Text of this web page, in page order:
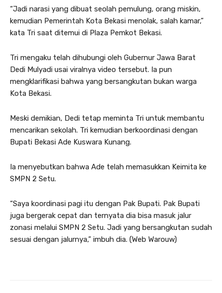
“Jadi narasi yang dibuat seolah pemulung, orang miskin,
kemudian Pemerintah Kota Bekasi menolak, salah kamar,”
kata Tri saat ditemui di Plaza Pemkot Bekasi.
Tri mengaku telah dihubungi oleh Gubernur Jawa Barat
Dedi Mulyadi usai viralnya video tersebut. Ia pun
mengklarifikasi bahwa yang bersangkutan bukan warga
Kota Bekasi.
Meski demikian, Dedi tetap meminta Tri untuk membantu
mencarikan sekolah. Tri kemudian berkoordinasi dengan
Bupati Bekasi Ade Kuswara Kunang.
Ia menyebutkan bahwa Ade telah memasukkan Keimita ke
SMPN 2 Setu.
“Saya koordinasi pagi itu dengan Pak Bupati. Pak Bupati
juga bergerak cepat dan ternyata dia bisa masuk jalur
zonasi melalui SMPN 2 Setu. Jadi yang bersangkutan sudah
sesuai dengan jalurnya,” imbuh dia. (Web Warouw)